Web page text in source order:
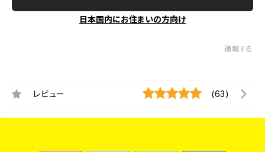
日本国内にお住まいの方向け
通報する
レビュー (63)